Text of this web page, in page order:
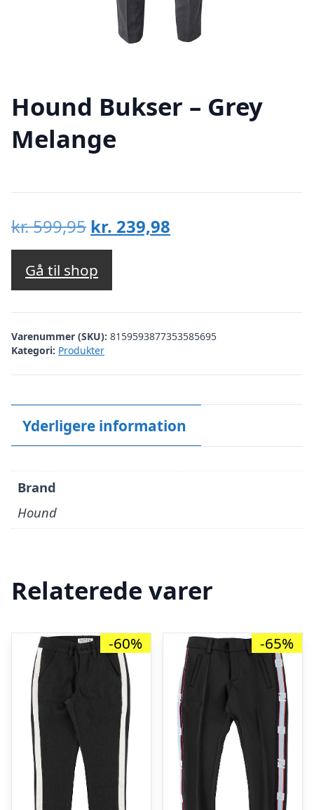
Hound Bukser – Grey
Melange
kr.599,95 Den
oprindelige
pris
var:
kr. 599,95.
kr. 239,98
kr. 239,98.
Gå til shop
Varenummer (SKU): 8159593877353585695
Kategori: Produkter
Yderligere information
Brand
Hound
Relaterede varer
-60% -65%